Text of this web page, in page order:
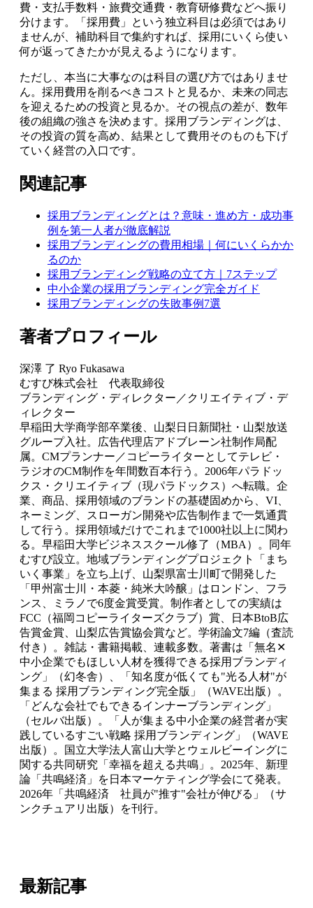
費・支払手数料・旅費交通費・教育研修費などへ振り
分けます。「採用費」という独立科目は必須ではあり
ませんが、補助科目で集約すれば、採用にいくら使い
何が返ってきたかが見えるようになります。
ただし、本当に大事なのは科目の選び方ではありませ
ん。採用費用を削るべきコストと見るか、未来の同志
を迎えるための投資と見るか。その視点の差が、数年
後の組織の強さを決めます。採用ブランディングは、
その投資の質を高め、結果として費用そのものも下げ
ていく経営の入口です。
関連記事
採用ブランディングとは？意味・進め方・成功事
例を第一人者が徹底解説
採用ブランディングの費用相場｜何にいくらかか
るのか
採用ブランディング戦略の立て方｜7ステップ
中小企業の採用ブランディング完全ガイド
採用ブランディングの失敗事例7選
著者プロフィール
深澤 了 Ryo Fukasawa
むすび株式会社 代表取締役
ブランディング・ディレクター／クリエイティブ・デ
ィレクター
早稲田大学商学部卒業後、山梨日日新聞社・山梨放送
グループ入社。広告代理店アドブレーン社制作局配
属。CMプランナー／コピーライターとしてテレビ・
ラジオのCM制作を年間数百本行う。2006年パラドッ
クス・クリエイティブ（現パラドックス）へ転職。企
業、商品、採用領域のブランドの基礎固めから、VI、
ネーミング、スローガン開発や広告制作まで一気通貫
して行う。採用領域だけでこれまで1000社以上に関わ
る。早稲田大学ビジネススクール修了（MBA）。同年
むすび設立。地域ブランディングプロジェクト「まち
いく事業」を立ち上げ、山梨県富士川町で開発した
「甲州富士川・本菱・純米大吟醸」はロンドン、フラ
ンス、ミラノで6度金賞受賞。制作者としての実績は
FCC（福岡コピーライターズクラブ）賞、日本BtoB広
告賞金賞、山梨広告賞協会賞など。学術論文7編（査読
付き）。雑誌・書籍掲載、連載多数。著書は「無名✕
中小企業でもほしい人材を獲得できる採用ブランディ
ング」（幻冬舎）、「知名度が低くても"光る人材"が
集まる 採用ブランディング完全版」（WAVE出版）。
「どんな会社でもできるインナーブランディング」
（セルバ出版）。「人が集まる中小企業の経営者が実
践しているすごい戦略 採用ブランディング」（WAVE
出版）。国立大学法人富山大学とウェルビーイングに
関する共同研究「幸福を超える共鳴」。2025年、新理
論「共鳴経済」を日本マーケティング学会にて発表。
2026年「共鳴経済 社員が"推す"会社が伸びる」（サ
ンクチュアリ出版）を刊行。
最新記事